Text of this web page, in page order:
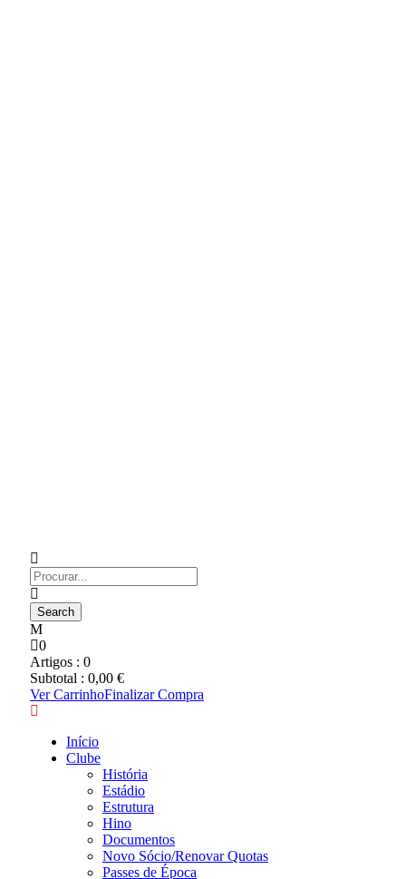
0
Artigos : 0
Subtotal : 0,00 €
Ver CarrinhoFinalizar Compra
Início
Clube
História
Estádio
Estrutura
Hino
Documentos
Novo Sócio/Renovar Quotas
Passes de Época